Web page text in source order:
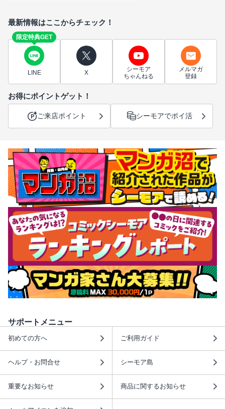
最新情報はここからチェック！
限定特典GET
LINE X
シーモア
ちゃんねる
メルマガ
登録
お得にポイントゲット！
ご来店ポイント シーモアでポイ活
サポートメニュー
初めての方へ ご利用ガイド
ヘルプ・お問合せ シーモア島
重要なお知らせ 商品に関するお知らせ